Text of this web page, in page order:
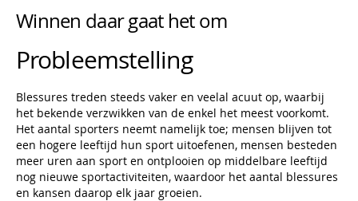
Winnen daar gaat het om
Probleemstelling
Blessures treden steeds vaker en veelal acuut op, waarbij
het bekende verzwikken van de enkel het meest voorkomt.
Het aantal sporters neemt namelijk toe; mensen blijven tot
een hogere leeftijd hun sport uitoefenen, mensen besteden
meer uren aan sport en ontplooien op middelbare leeftijd
nog nieuwe sportactiviteiten, waardoor het aantal blessures
en kansen daarop elk jaar groeien.